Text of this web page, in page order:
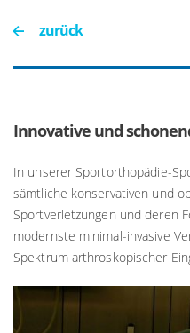
zurück
Innovative und
In unserer Sportorthopädie-
sämtliche konservativen und
Sportverletzungen und deren
modernste minimal-invasive
Spektrum arthroskopischer